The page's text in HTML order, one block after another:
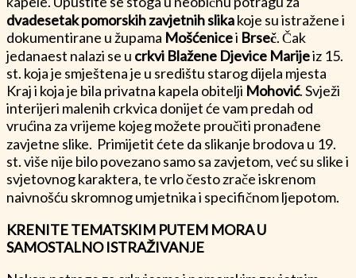
dvadesetak pomorskih zavjetnih slikakoje su istražene i
dokumentirane u župama Mošćenicei Brseč. Čak
jedanaest nalazi se u crkvi Blažene Djevice Marijeiz 15.
st. koja je smještena je u središtu starog dijela mjesta
Kraj i koja je bila privatna kapela obitelji Mohović. Svježi
interijeri malenih crkvica donijet će vam predah od
vrućina za vrijeme kojeg možete proučiti pronađene
zavjetne slike. Primijetit ćete da slikanje brodova u 19.
st. više nije bilo povezano samo sa zavjetom, već su slike i
svjetovnog karaktera, te vrlo često zrače iskrenom
naivnošću skromnog umjetnika i specifičnom ljepotom.
KRENITE TEMATSKIM PUTEM MORA U
SAMOSTALNO ISTRAŽIVANJE